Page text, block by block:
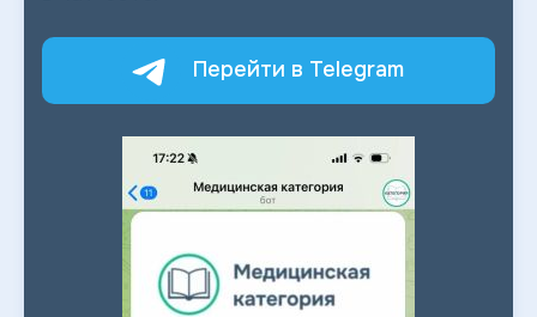
Перейти в Telegram